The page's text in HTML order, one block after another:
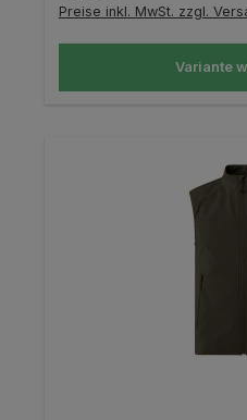
Preise inkl. MwSt. zzgl.
Variante